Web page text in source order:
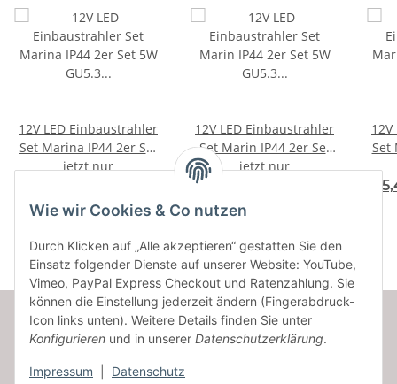
Wie wir Cookies & Co nutzen
Durch Klicken auf „Alle akzeptieren“ gestatten Sie den
Einsatz folgender Dienste auf unserer Website: YouTube,
Vimeo, PayPal Express Checkout und Ratenzahlung. Sie
können die Einstellung jederzeit ändern (Fingerabdruck-
Icon links unten). Weitere Details finden Sie unter
Konfigurieren und in unserer Datenschutzerklärung.
Impressum Datenschutz
12V LED Einbaustrahler
Set Marina IP44 2er Set
5W GU5.3 MR16 120cm
jetzt nur
12V LED Einbaustrahler
Set Marin IP44 2er Set
5W GU5.3 MR16 120cm
AMP Kabel inkl. Trafo
jetzt nur
57,48 €
Set
5W